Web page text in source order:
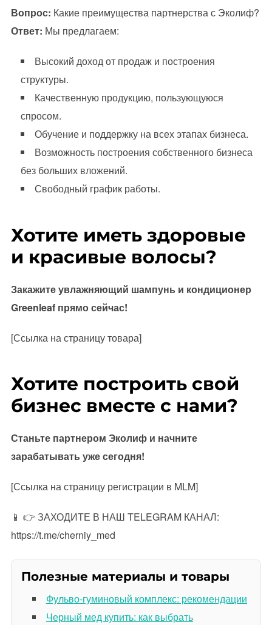
Вопрос: Какие преимущества партнерства с Эколиф?
Ответ: Мы предлагаем:
Высокий доход от продаж и построения
структуры.
Качественную продукцию, пользующуюся
спросом.
Обучение и поддержку на всех этапах бизнеса.
Возможность построения собственного бизнеса
без больших вложений.
Свободный график работы.
Хотите иметь здоровые
и красивые волосы?
Закажите увлажняющий шампунь и кондиционер
Greenleaf прямо сейчас!
[Ссылка на страницу товара]
Хотите построить свой
бизнес вместе с нами?
Станьте партнером Эколиф и начните
зарабатывать уже сегодня!
[Ссылка на страницу регистрации в MLM]
📱 👉 ЗАХОДИТЕ В НАШ TELEGRAM КАНАЛ:
https://t.me/cherniy_med
Полезные материалы и товары
Фульво-гуминовый комплекс: рекомендации
Черный мед купить: как выбрать